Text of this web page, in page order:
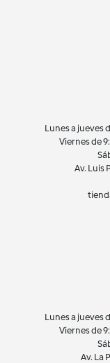
Lunes a jueves
Viernes de
Av. Luis
Lunes a jueves
Viernes de
Av. La